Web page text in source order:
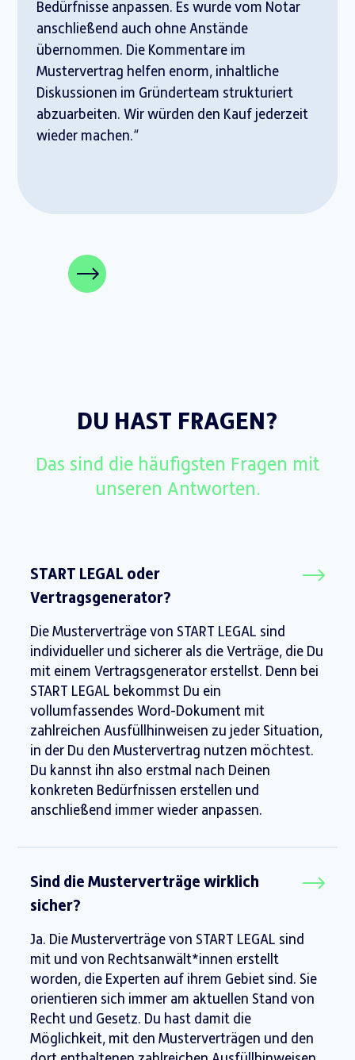
Bedürfnisse anpassen. Es wurde vom Notar
anschließend auch ohne Anstände
übernommen. Die Kommentare im
Mustervertrag helfen enorm, inhaltliche
Diskussionen im Gründerteam strukturiert
abzuarbeiten. Wir würden den Kauf jederzeit
wieder machen.“
DU HAST FRAGEN?
Das sind die häufigsten Fragen mit
unseren Antworten.
START LEGAL oder
Vertragsgenerator?
Die Musterverträge von START LEGAL sind
individueller und sicherer als die Verträge, die Du
mit einem Vertragsgenerator erstellst. Denn bei
START LEGAL bekommst Du ein
vollumfassendes Word-Dokument mit
zahlreichen Ausfüllhinweisen zu jeder Situation,
in der Du den Mustervertrag nutzen möchtest.
Du kannst ihn also erstmal nach Deinen
konkreten Bedürfnissen erstellen und
anschließend immer wieder anpassen.
Sind die Musterverträge wirklich
sicher?
Ja. Die Musterverträge von START LEGAL sind
mit und von Rechtsanwält*innen erstellt
worden, die Experten auf ihrem Gebiet sind. Sie
orientieren sich immer am aktuellen Stand von
Recht und Gesetz. Du hast damit die
Möglichkeit, mit den Musterverträgen und den